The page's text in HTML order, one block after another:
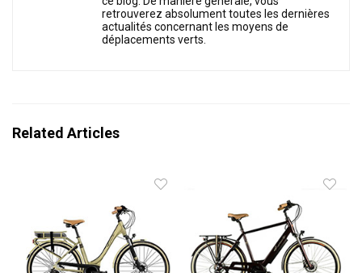
retrouverez absolument toutes les dernières
actualités concernant les moyens de
déplacements verts.
Related Articles